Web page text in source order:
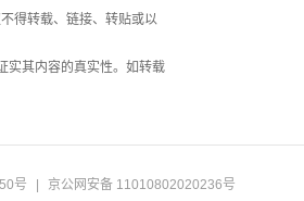
得转载、链接、转贴或以
实其内容的真实性。如转载
号 京公网安备 11010802020236号